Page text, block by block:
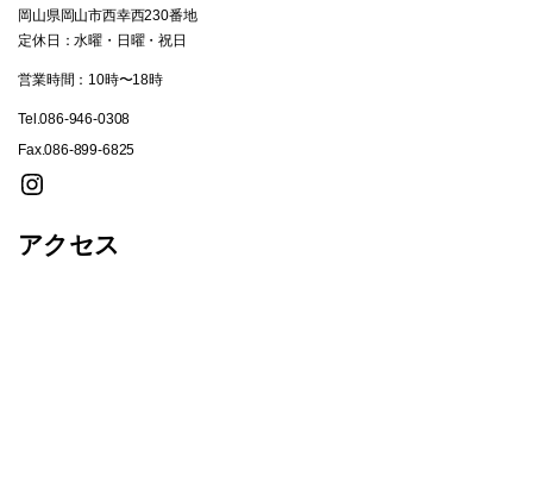
岡山県岡山市西幸西230番地
定休日：水曜・日曜・祝日
営業時間：10時〜18時
Tel.086-946-0308
Fax.086-899-6825
Instagram
アクセス